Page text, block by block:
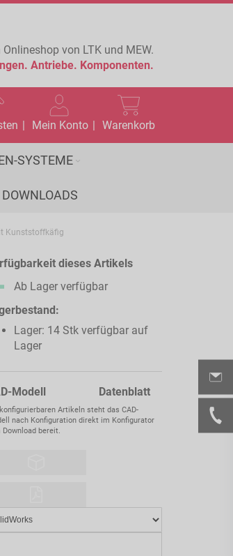
von LTK und MEW.
Antriebe. Komponenten.
Warenkorb
Mein Konto
SYSTEME
DOWNLOADS
Kunststoffkäfig
dieses Artikels
Ab Lager verfügbar
Lager: 14 Stk verfügbar auf
Lager
Modell Datenblatt
Artikeln steht das CAD-
nach Konfiguration direkt im Konfigurator
Download bereit.